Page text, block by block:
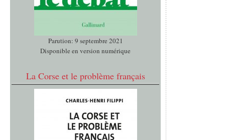
Parution: 9 septembre 2021
Disponible en version numérique
La Corse et le problème français